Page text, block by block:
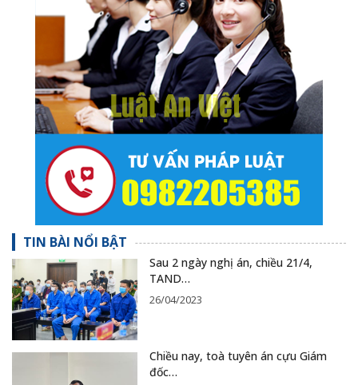
TIN BÀI NỔI BẬT
Sau 2 ngày nghị án, chiều 21/4,
TAND…
26/04/2023
Chiều nay, toà tuyên án cựu Giám
đốc…